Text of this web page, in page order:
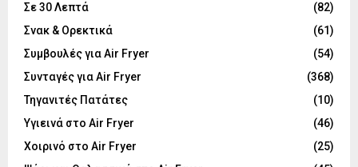
Σε 30 Λεπτά
(82)
Σνακ & Ορεκτικά
(61)
Συμβουλές για Air Fryer
(54)
Συνταγές για Air Fryer
(368)
Τηγανιτές Πατάτες
(10)
Υγιεινά στο Air Fryer
(46)
Χοιρινό στο Air Fryer
(25)